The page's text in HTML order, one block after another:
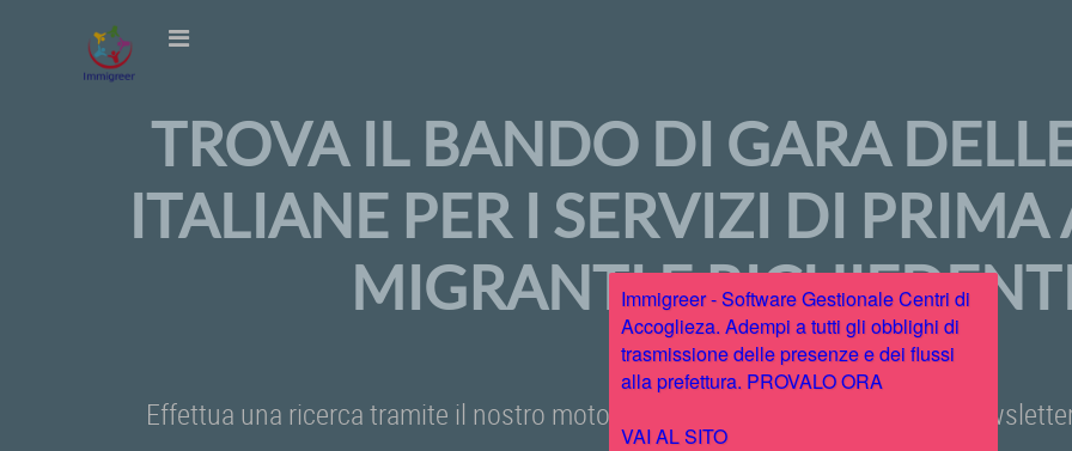
TROVA IL BANDO DI GARA
ITALIANE PER I SERVIZI DI
MIGRANTI E
Effettua una ricerca tramite il nostro motore di ricerca, iscriviti alla nostra
Immigreer - Software Gestionale Centri di
Accoglieza. Adempi a tutti gli obblighi di
trasmissione delle presenze e dei flussi
alla prefettura. PROVALO ORA
VAI AL SITO